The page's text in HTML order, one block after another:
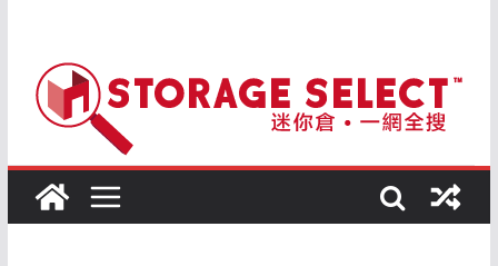
倉
儲存易迷你倉 – 詳細介紹(附最新優惠,
交通, 價格資訊)2019-6月更新